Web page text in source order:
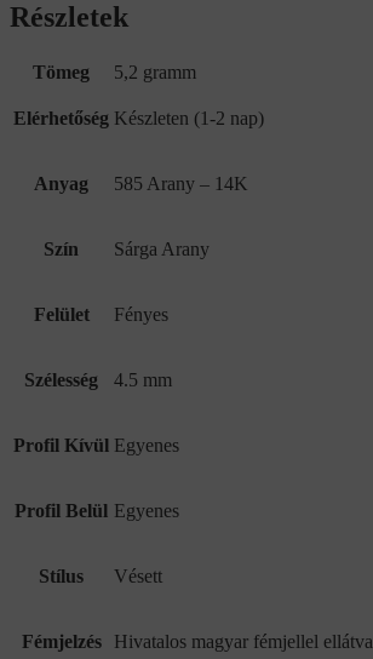
Részletek
Tömeg 5,2 gramm
Elérhetőség Készleten (1-2 nap)
Anyag 585 Arany – 14K
Szín Sárga Arany
Felület Fényes
Szélesség 4.5 mm
Profil Kívül Egyenes
Profil Belül Egyenes
Stílus Vésett
Fémjelzés Hivatalos magyar fémjellel ellátva